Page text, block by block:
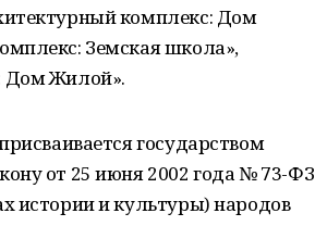
комплекс: Дом
Земская школа»,
Дом Жилой».
государством
от 25 июня 2002 года № 73-ФЗ
истории и культуры) народов